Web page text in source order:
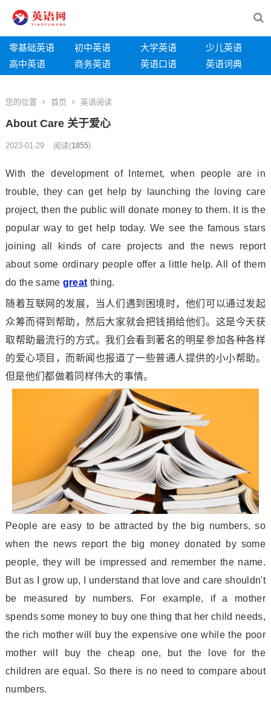
零基础英语 初中英语 大学英语
少儿英语
高中英语
商务英语 英语口语 英语词典
您的位置 首页 英语阅读
About Care 关于爱心
2023-01-29 阅读(1855)
With the development of Internet, when people are in
trouble, they can get help by launching the loving care
project, then the public will donate money to them. It is the
popular way to get help today. We see the famous stars
joining all kinds of care projects and the news report
about some ordinary people offer a little help. All of them
do the same great thing.
随着互联网的发展，当人们遇到困境时，他们可以通过发起
众筹而得到帮助，然后大家就会把钱捐给他们。这是今天获
取帮助最流行的方式。我们会看到著名的明星参加各种各样
的爱心项目，而新闻也报道了一些普通人提供的小小帮助。
但是他们都做着同样伟大的事情。
People are easy to be attracted by the big numbers, so
when the news report the big money donated by some
people, they will be impressed and remember the name.
But as I grow up, I understand that love and care shouldn't
be measured by numbers. For example, if a mother
spends some money to buy one thing that her child needs,
the rich mother will buy the expensive one while the poor
mother will buy the cheap one, but the love for the
children are equal. So there is no need to compare a bout
numbers.